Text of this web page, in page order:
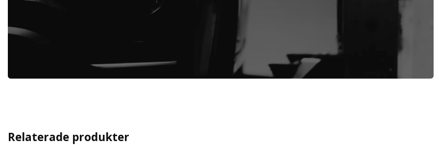
Relaterade produkter